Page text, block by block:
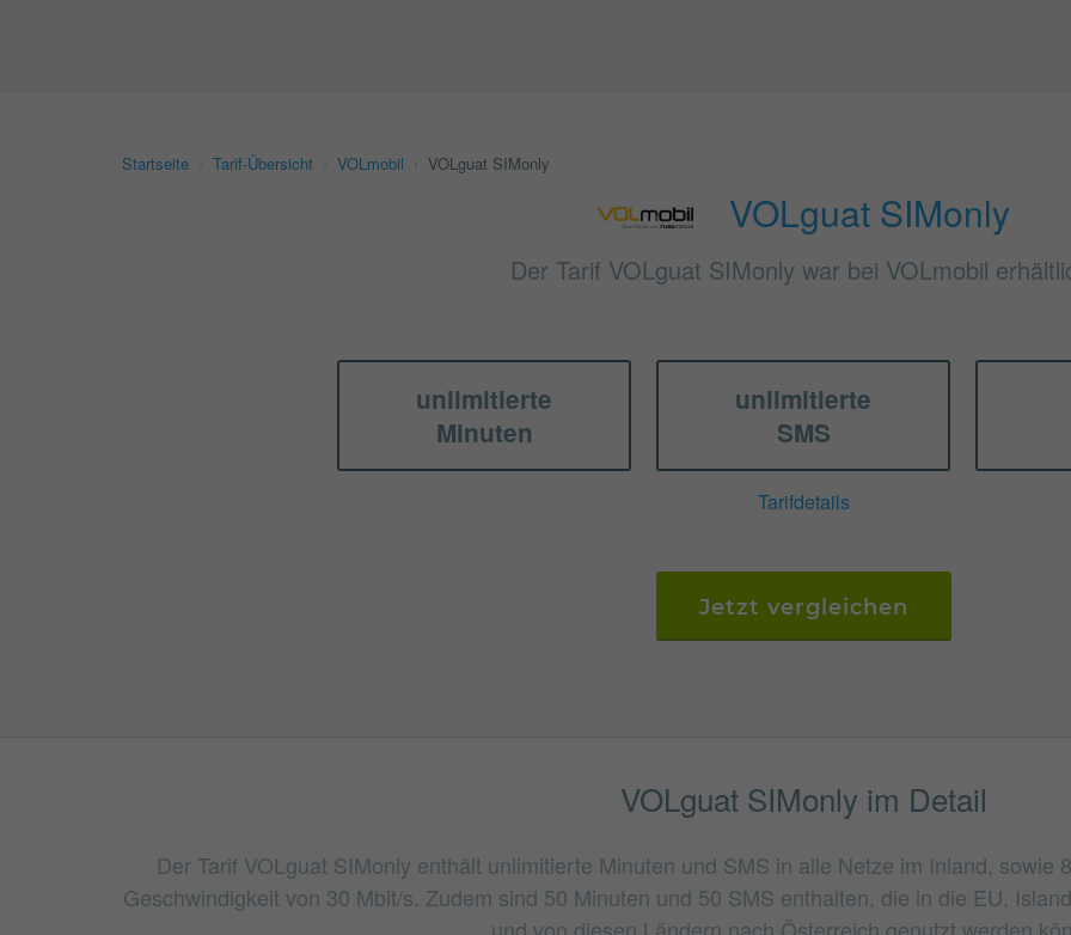
Startseite Tarif-Übersicht VOLmobil VOLguat SIMonly
VOLguat SIMonly
Der Tarif VOLguat SIMonly war bei VOLmobil
unlimitierte
Minuten
unlimitierte
SMS
Tarifdetails
Jetzt vergleichen
VOLguat SIMonly im Detail
Der Tarif VOLguat SIMonly enthält unlimitierte Minuten und SMS in alle Netze im Inland, sowie
Geschwindigkeit von 30 Mbit/s. Zudem sind 50 Minuten und 50 SMS enthalten, die in die EU,